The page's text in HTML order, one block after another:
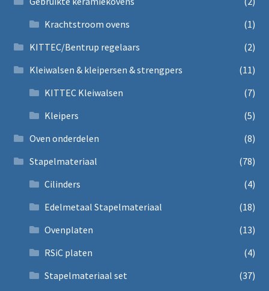
Krachtstroom ovens
(1)
KITTEC/Bentrup regelaars
(2)
Kleiwalsen & kleipersen & strengpers
(11)
KITTEC Kleiwalsen
(7)
Kleipers
(5)
Oven onderdelen
(8)
Stapelmateriaal
(78)
Cilinders
(4)
Edelmetaal Stapelmateriaal
(18)
Ovenplaten
(13)
RSiC platen
(4)
Stapelmateriaal set
(37)